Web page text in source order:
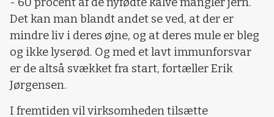
Det kan man blandt andet se ved, at der er
mindre liv i deres øjne, og at deres mule er bleg
og ikke lyserød. Og med et lavt immunforsvar
er de altså svækket fra start, fortæller Erik
Jørgensen.
I fremtiden vil virksomheden tilsætte